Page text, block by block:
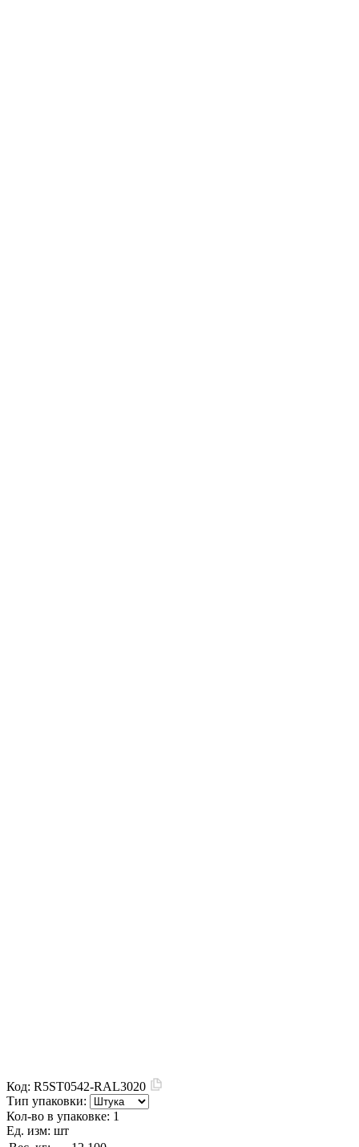
Код: R5ST0542-RAL3020
Тип упаковки:
Кол-во в упаковке: 1
Ед. изм: шт